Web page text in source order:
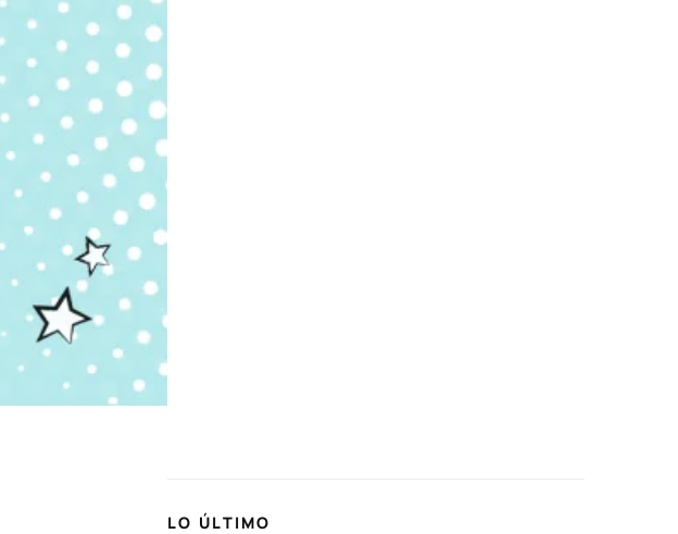
LO ÚLTIMO